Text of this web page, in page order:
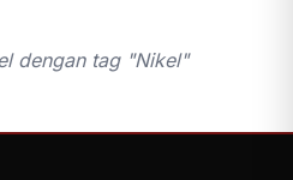
dengan tag "Nikel"